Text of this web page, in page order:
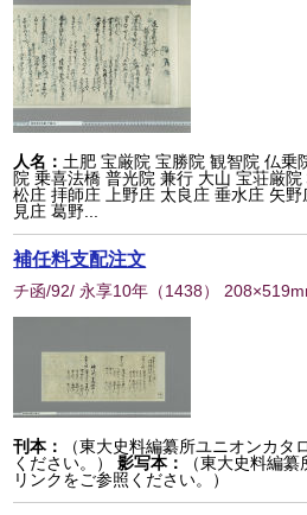
人名： 土肥 宝厳院 宝勝院 観智院 仏乗
院 乗喜法橋 普光院 兼行 大山 宝荘厳院
松庄 拝師庄 上野庄 太良庄 垂水庄 矢
見庄 葛野...
補任料支配注文
チ函/92/ 永享10年 （1438）
刊本：
（東大史料編纂所ユニオンカタ
ください。）
影写本：
（東大史料編
リンクをご参照ください。）